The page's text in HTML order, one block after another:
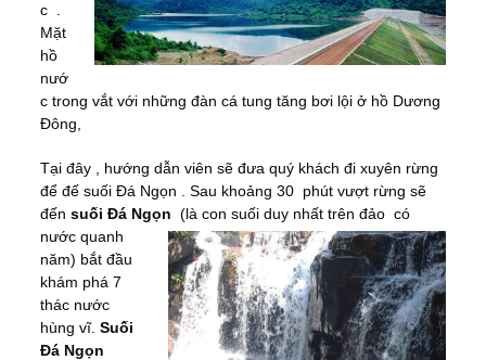
c .
Mặt
hồ
nướ
c trong vắt với những đàn cá tung tăng bơi lội ở hồ Dương
Đông,
Tại đây , hướng dẫn viên sẽ đưa quý khách đi xuyên rừng
để đế suối Đá Ngọn . Sau khoảng 30 phút vượt rừng sẽ
đến suối Đá Ngọn (là con suối duy nhất trên đảo có
nước quanh
năm) bắt đầu
khám phá 7
thác nước
hùng vĩ. Suối
Đá Ngọn